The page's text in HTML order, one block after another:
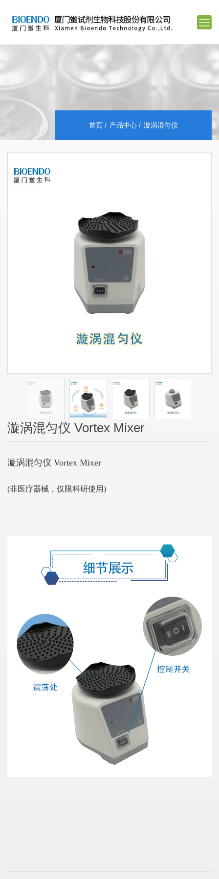
首页 产品中心 漩涡混匀仪
漩涡混匀仪 Vortex Mixer
漩涡混匀仪 Vortex Mixer
(非医疗器械，仅限科研使用)